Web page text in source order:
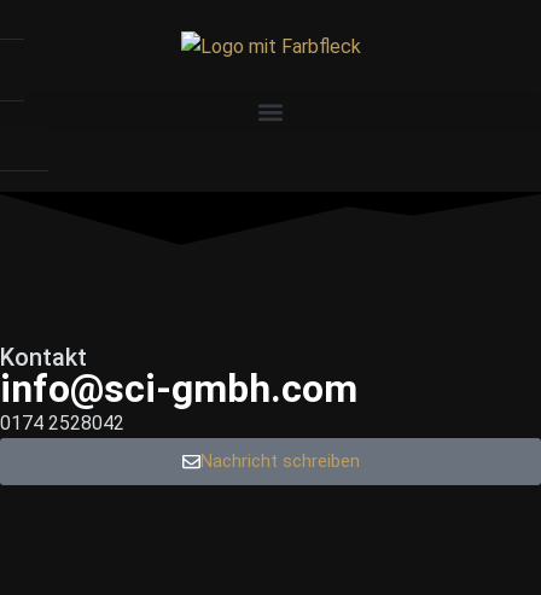
Kontakt
info@sci-gmbh.com
0174 2528042
Nachricht schreiben